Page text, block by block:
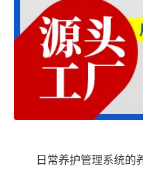
日常养护管理系统的